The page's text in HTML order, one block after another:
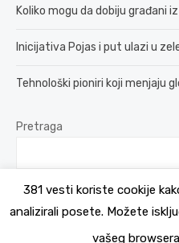
Koliko mogu da dobiju građani
Inicijativa Pojas i put ulazi u
Tehnološki pioniri koji menjaju
Pretraga
381 vesti koriste cookije
analizirali posete. Možete
vašeg